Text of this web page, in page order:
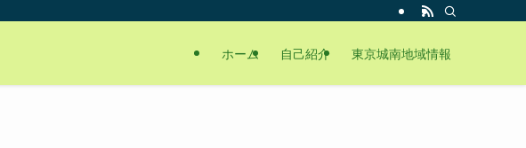
ホーム 自己紹介 東京城南地域情報